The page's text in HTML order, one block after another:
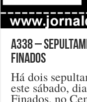
A338 –
Finados
Há dois
este sábado,
Finados, no